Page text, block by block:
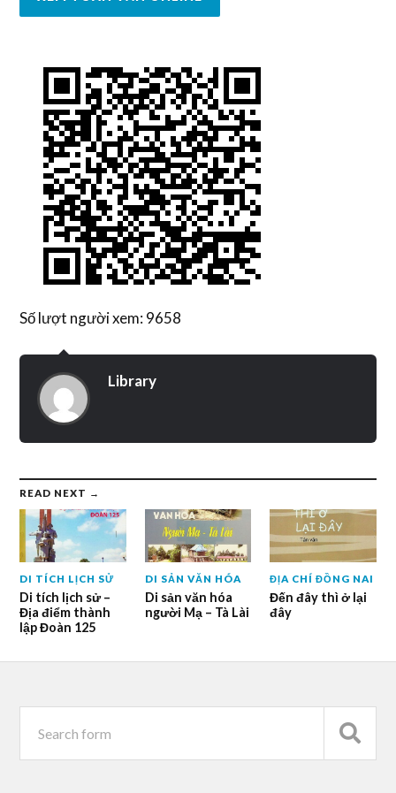
Số lượt người xem: 9658
Library
READ NEXT →
DI TÍCH LỊCH SỬ
Di tích lịch sử –
Địa điểm thành
lập Đoàn 125
DI SẢN VĂN HÓA
Di sản văn hóa
người Mạ – Tà Lài
ĐỊA CHÍ ĐỒNG NAI
Đến đây thì ở lại
đây